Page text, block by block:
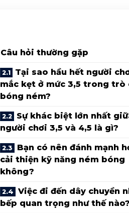
Câu hỏi thường gặp
Tại sao hầu hết người
mắc kẹt ở mức 3,5 trong trò
bóng ném?
Sự khác biệt lớn nhất
người chơi 3,5 và 4,5 là gì?
Bạn có nên đánh mạnh
cải thiện kỹ năng ném bóng
không?
Việc đi đến dây chuyền
bếp quan trọng như thế nào?